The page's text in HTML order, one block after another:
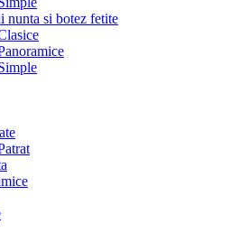
nunta si botez fetite